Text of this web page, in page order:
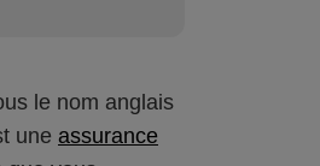
le nom anglais
une assurance